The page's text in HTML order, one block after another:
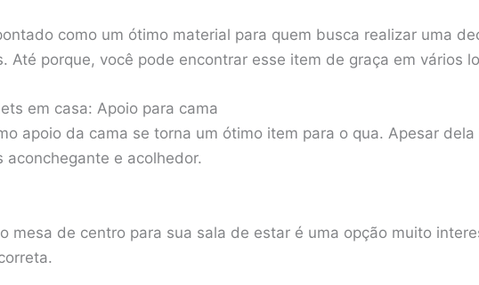
como um ótimo material para quem busca realizar uma
Até porque, você pode encontrar esse item de graça em vários
em casa: Apoio para cama
apoio da cama se torna um ótimo item para o qua. Apesar dela
aconchegante e acolhedor.
mesa de centro para sua sala de estar é uma opção muito